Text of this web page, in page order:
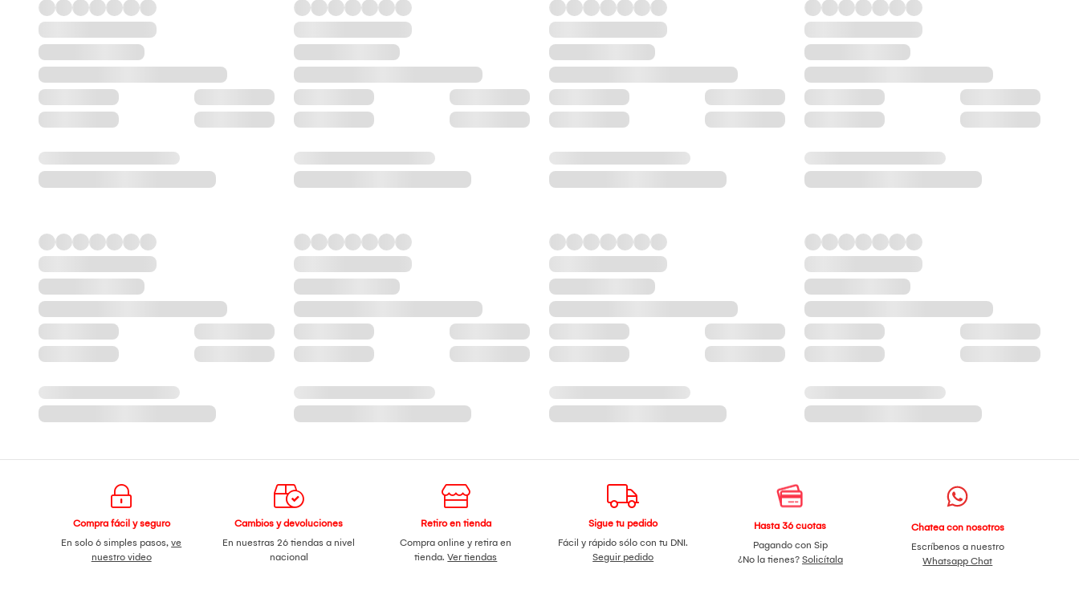
Compra fácil y seguro
En solo 6 simples pasos,ve
nuestro video
Cambios y devoluciones
En nuestras 26 tiendas a nivel
nacional
Retiro en tienda
Compra online y retira en
tienda.Ver tiendas
Sigue tu pedido
Fácil y rápido sólo con tu DNI.
Seguir pedido
Hasta 36 cuotas
Pagando con Sip
¿No la tienes? Solicítala
Chatea con nosotros
Escríbenos a nuestro
Whatsapp Chat